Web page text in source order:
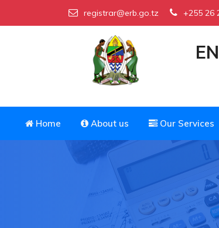
registrar@erb.go.tz +255 26
Home About us Our Services